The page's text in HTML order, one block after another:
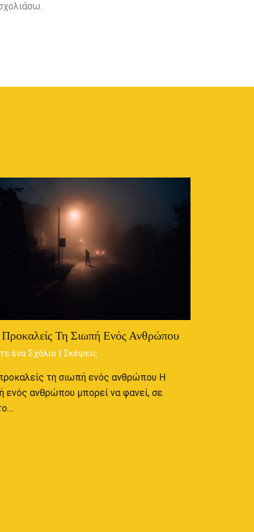
Τη Σιωπή Ενός Ανθρώπου
ένα Σχόλιο | Σκέψεις
τη σιωπή ενός ανθρώπου Η
ενός ανθρώπου μπορεί να φανεί, σε